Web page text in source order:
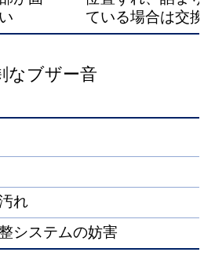
ている場合は交換
なブザー音
れ
システムの妨害